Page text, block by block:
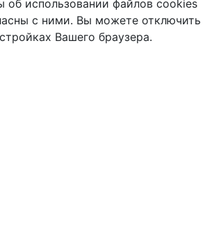
об использовании файлов cookies
с ними. Вы можете отключить
Вашего браузера.